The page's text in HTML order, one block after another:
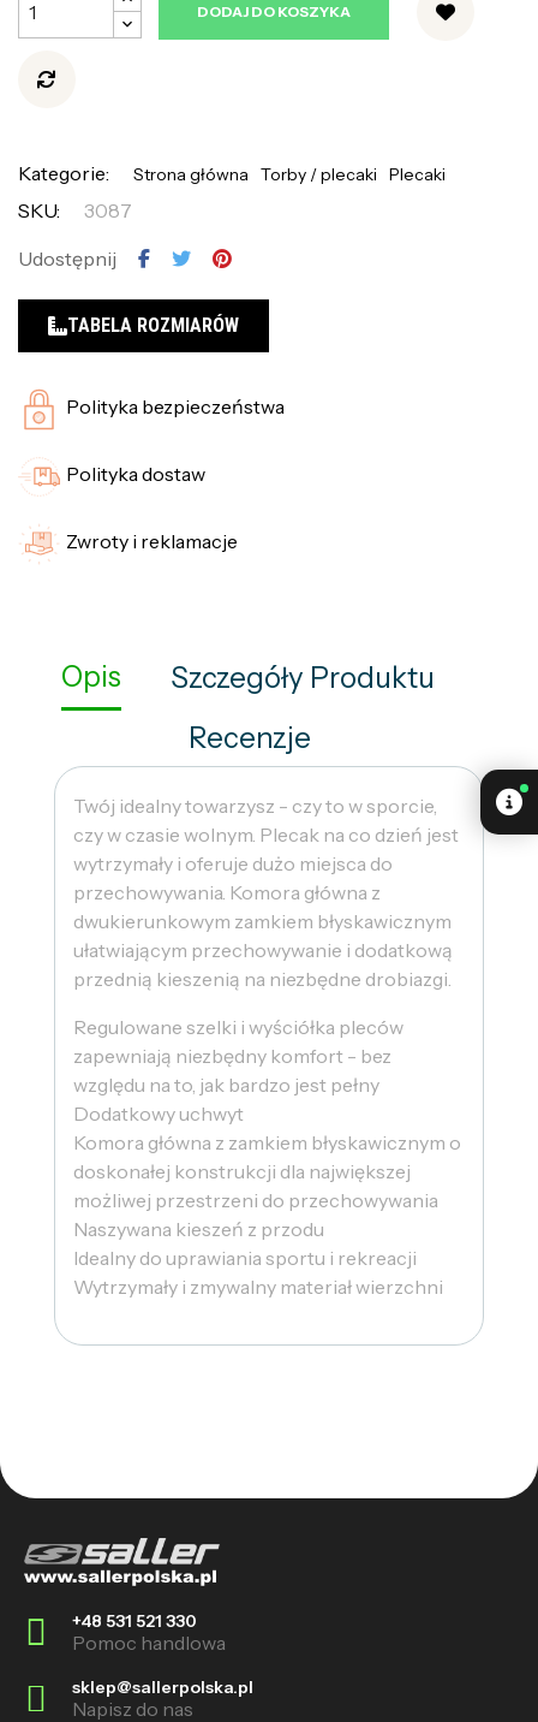
DODAJ DO KOSZYKA
Kategorie: Strona główna Torby / plecaki Plecaki
SKU:
3087
Udostępnij
TABELA ROZMIARÓW
Polityka bezpieczeństwa
Polityka dostaw
Zwroty i reklamacje
Opis
Szczegóły Produktu
Recenzje
Twój idealny towarzysz - czy to w sporcie,
czy w czasie wolnym. Plecak na co dzień jest
wytrzymały i oferuje dużo miejsca do
przechowywania. Komora główna z
dwukierunkowym zamkiem błyskawicznym
ułatwiającym przechowywanie i dodatkową
przednią kieszenią na niezbędne drobiazgi.
Regulowane szelki i wyściółka pleców
zapewniają niezbędny komfort - bez
względu na to, jak bardzo jest pełny
Dodatkowy uchwyt
Komora główna z zamkiem błyskawicznym o
doskonałej konstrukcji dla największej
możliwej przestrzeni do przechowywania
Naszywana kieszeń z przodu
Idealny do uprawiania sportu i rekreacji
Wytrzymały i zmywalny materiał wierzchni
+48 531 521 330
Pomoc handlowa
sklep@sallerpolska.pl
Napisz do nas